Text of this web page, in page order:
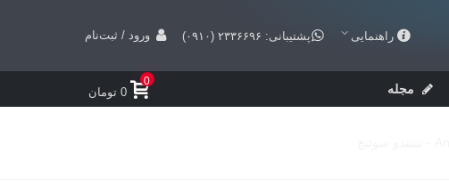
راهنمایی پشتیبانی: ۲۳۳۶۶۹۶ (۰۹۱۰) ورود / ثبت‌نام
مجله
0
0 تومان